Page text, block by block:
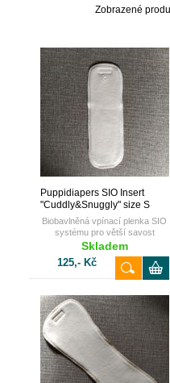
Zobrazené
Puppidiapers SIO Insert
"Cuddly&Snuggly" size S
Biobavlněná vpínací plenka SIO
systému pro větší savost
Skladem
125,- Kč